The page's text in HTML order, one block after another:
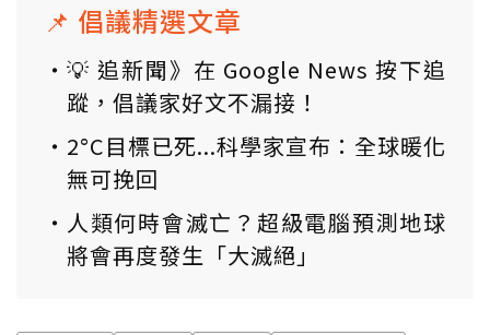
📌 倡議精選文章
💡 追新聞》在 Google News 按下追
蹤，倡議家好文不漏接！
2°C目標已死...科學家宣布：全球暖化
無可挽回
人類何時會滅亡？超級電腦預測地球
將會再度發生「大滅絕」